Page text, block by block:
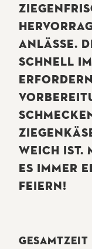
NLÄSSE.
CHNELL IM
RFORDERN
CHMECKEN
IEGENKÄSE
EICH IST.
S IMMER
EIERN!
GESAMTZEIT